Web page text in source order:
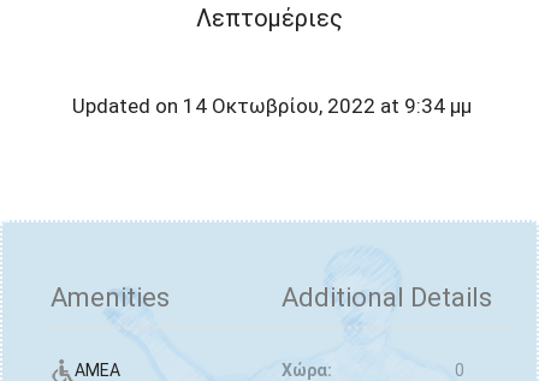
Λεπτομέριες
Updated on 14 Οκτωβρίου, 2022 at 9:34 μμ
Amenities
ΑΜΕΑ
Additional Details
Χώρα:
0